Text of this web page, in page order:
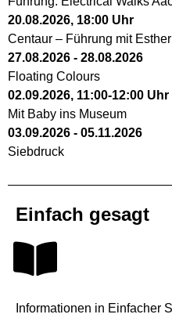
20.08.2026, 18:00 Uhr
Centaur – Führung mit
27.08.2026 - 28.08.2026
Floating Colours
02.09.2026, 11:00-12:00 Uhr
Mit Baby ins Museum
03.09.2026 - 05.11.2026
Siebdruck
Einfach gesagt
Informationen in Einfacher